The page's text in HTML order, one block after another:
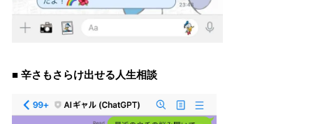
■ 辛さもさらけ出せる人生相談